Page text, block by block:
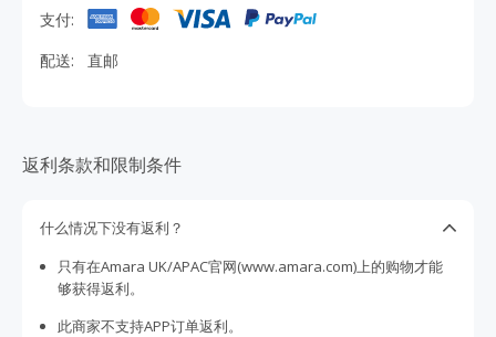
品牌融汇经典的欧式风情与时尚的简约品味，让家和艺术完
美结合。通过TopCashback网站点击Amara官网购买可获得
优惠和返利并可直运中国，优惠折扣更省钱。
支付:
配送:
直邮
返利条款和限制条件
什么情况下没有返利？
只有在Amara UK/APAC官网(www.amara.com)上的购物才能
够获得返利。
此商家不支持APP订单返利。